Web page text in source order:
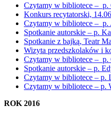
Czytamy w bibliotece – p.
Konkurs recytatorski,
Czytamy w bibliotece – p.
Spotkanie autorskie – p.
Spotkanie z bajką, Teatr
Wizyta przedszkolaków i
Czytamy w bibliotece – p.
Spotkanie autorskie – p.
Czytamy w bibliotece – p.
Czytamy w bibliotece – p.
ROK 2016